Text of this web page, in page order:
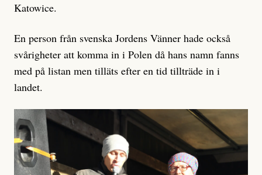
Katowice.
En person från svenska Jordens Vänner hade också
svårigheter att komma in i Polen då hans namn fanns
med på listan men tilläts efter en tid tillträde in i
landet.